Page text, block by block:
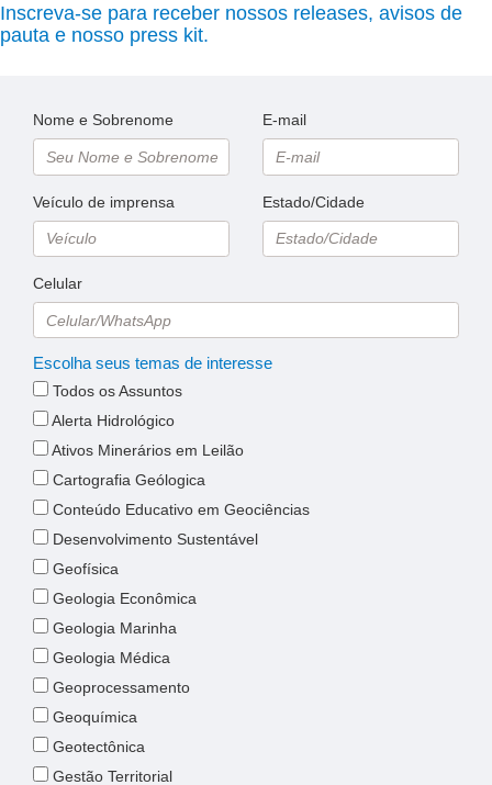
Inscreva-se para receber nossos releases, avisos de
pauta e nosso press kit.
Nome e Sobrenome E-mail
Veículo de imprensa Estado/Cidade
Celular
Escolha seus temas de interesse
Todos os Assuntos
Alerta Hidrológico
Ativos Minerários em Leilão
Cartografia Geólogica
Conteúdo Educativo em Geociências
Desenvolvimento Sustentável
Geofísica
Geologia Econômica
Geologia Marinha
Geologia Médica
Geoprocessamento
Geoquímica
Geotectônica
Gestão Territorial